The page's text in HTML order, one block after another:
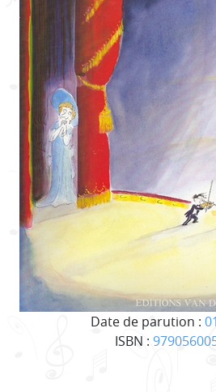
Date de parution :
ISBN :